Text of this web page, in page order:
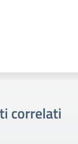
correlati